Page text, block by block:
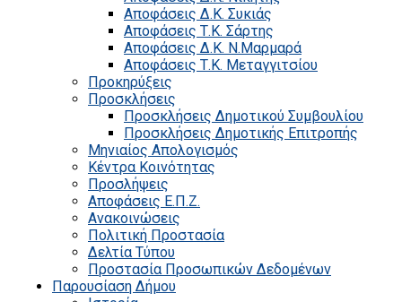
Αποφάσεις Δ.Κ. Συκιάς
Αποφάσεις Τ.Κ. Σάρτης
Αποφάσεις Δ.Κ. Ν.Μαρμαρά
Αποφάσεις Τ.Κ. Μεταγγιτσίου
Προκηρύξεις
Προσκλήσεις
Προσκλήσεις Δημοτικού Συμβουλίου
Προσκλήσεις Δημοτικής Επιτροπής
Μηνιαίος Απολογισμός
Κέντρα Κοινότητας
Προσλήψεις
Αποφάσεις Ε.Π.Ζ.
Ανακοινώσεις
Πολιτική Προστασία
Δελτία Τύπου
Προστασία Προσωπικών Δεδομένων
Παρουσίαση Δήμου